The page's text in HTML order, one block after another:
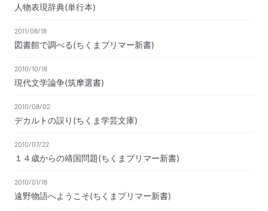
人物表現辞典(単行本)
2011/08/18
図書館で調べる(ちくまプリマー新書)
2010/10/18
現代文学論争(筑摩選書)
2010/08/02
デカルトの誤り(ちくま学芸文庫)
2010/07/22
１４歳からの靖国問題(ちくまプリマー新書)
2010/01/18
遠野物語へようこそ(ちくまプリマー新書)